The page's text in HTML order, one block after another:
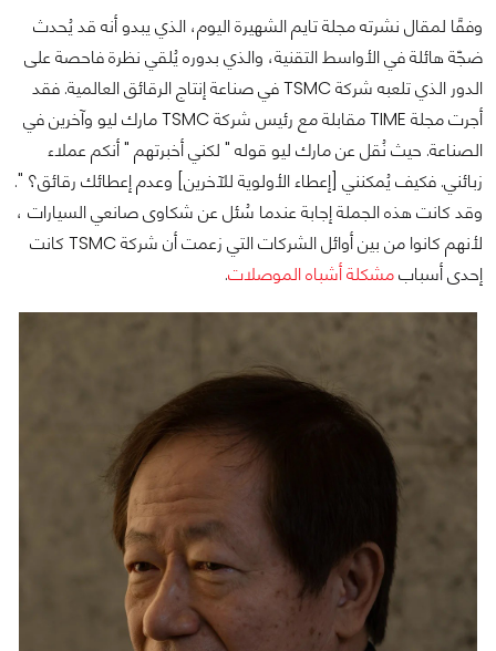
وفقًا لمقال نشرته مجلة تايم الشهيرة اليوم، الذي يبدو أنه قد يُحدث
ضجّة هائلة في الأواسط التقنية، والذي بدوره يُلقي نظرة فاحصة على
الدور الذي تلعبه شركة TSMC في صناعة إنتاج الرقائق العالمية. فقد
أجرت مجلة TIME مقابلة مع رئيس شركة TSMC مارك ليو وآخرين في
الصناعة. حيث نُقل عن مارك ليو قوله " لكني أخبرتهم " أنكم عملاء
زبائني. فكيف يُمكنني [إعطاء الأولوية للآخرين] وعدم إعطائك رقائق؟ ".
وقد كانت هذه الجملة إجابة عندما سُئل عن شكاوى صانعي السيارات ،
لأنهم كانوا من بين أوائل الشركات التي زعمت أن شركة TSMC كانت
إحدى أسبابمشكلة أشباه الموصلات.